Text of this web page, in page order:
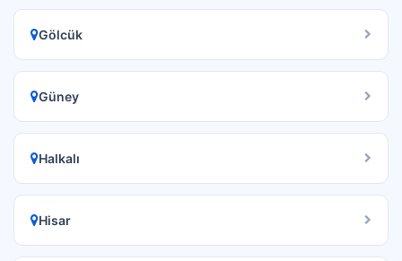
Gölcük
Güney
Halkalı
Hisar